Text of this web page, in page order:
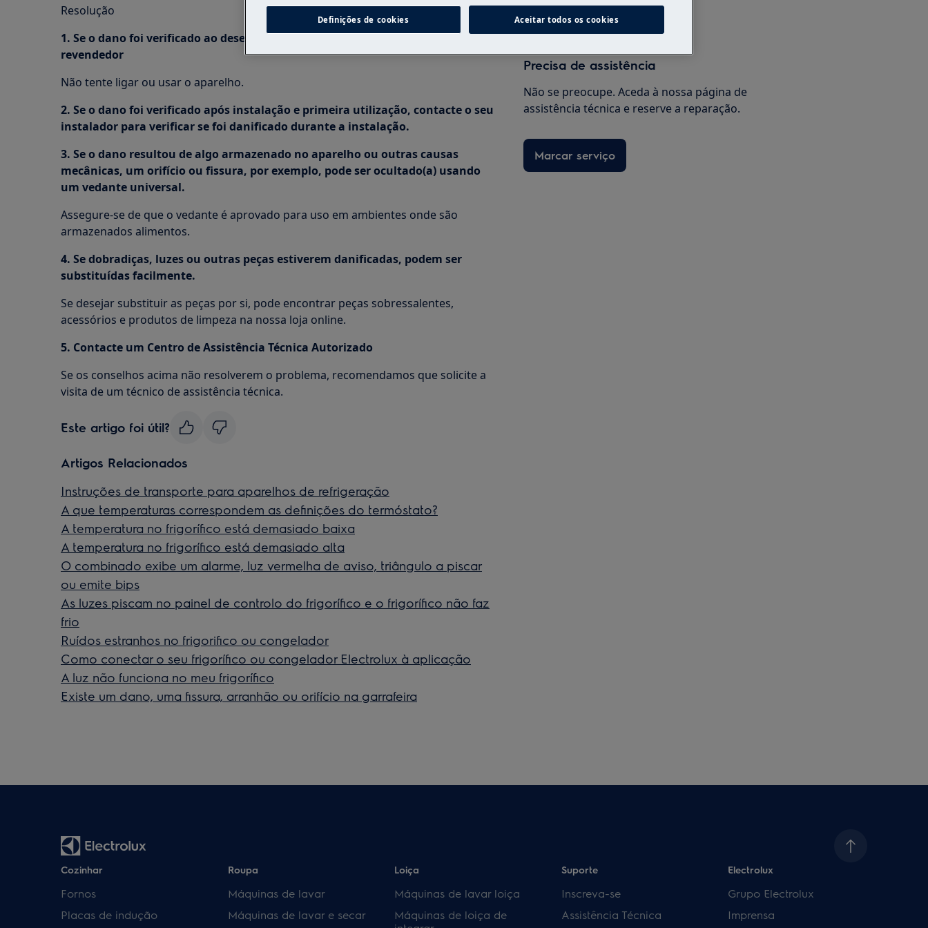
Resolução
1. Se o dano foi verificado ao desembalar o aparelho, contacte o seu
revendedor
Não tente ligar ou usar o aparelho.
2. Se o dano foi verificado após instalação e primeira utilização, contacte o seu
instalador para verificar se foi danificado durante a instalação.
3. Se o dano resultou de algo armazenado no aparelho ou outras causas
mecânicas, um orifício ou fissura, por exemplo, pode ser ocultado(a) usando
um vedante universal.
Assegure-se de que o vedante é aprovado para uso em ambientes onde são
armazenados alimentos.
4. Se dobradiças, luzes ou outras peças estiverem danificadas, podem ser
substituídas facilmente.
Se desejar substituir as peças por si, pode encontrar peças sobressalentes,
acessórios e produtos de limpeza na nossa loja online.
5. Contacte um Centro de Assistência Técnica Autorizado
Se os conselhos acima não resolverem o problema, recomendamos que solicite a
visita de um técnico de assistência técnica.
Este artigo foi útil?
Artigos Relacionados
Instruções de transporte para aparelhos de refrigeração
A que temperaturas correspondem as definições do termóstato?
A temperatura no frigorífico está demasiado baixa
A temperatura no frigorífico está demasiado alta
O combinado exibe um alarme, luz vermelha de aviso, triângulo a piscar
ou emite bips
As luzes piscam no painel de controlo do frigorífico e o frigorífico não faz
frio
Ruídos estranhos no frigorifico ou congelador
Como conectar o seu frigorífico ou congelador Electrolux à aplicação
A luz não funciona no meu frigorífico
Existe um dano, uma fissura, arranhão ou orifício na garrafeira
Precisa de assistência
Não se preocupe. Aceda à nossa página de
assistência técnica e reserve a reparação.
Marcar serviço
Cozinhar
Fornos
Placas de indução
Roupa
Máquinas de lavar
Máquinas de lavar e secar
Loiça
Máquinas de lavar loiça
Máquinas de loiça de
Suporte
Inscreva-se
Assistência Técnica
Electrolux
Grupo Electrolux
Imprensa
Definições de cookies Aceitar todos os cookies